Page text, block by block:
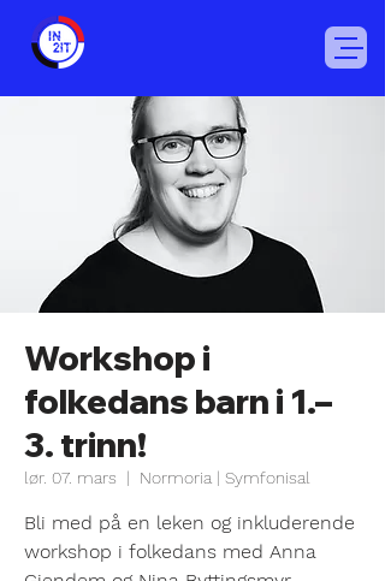
Workshop i
folkedans barn i 1.–
3. trinn!
lør. 07. mars
  |
Normoria | Symfonisal
Bli med på en leken og inkluderende
workshop i folkedans med Anna